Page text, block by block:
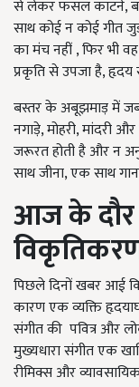
से लेकर फसल काटने,
साथ कोई न कोई गीत
का मंच नहीं , फिर भी
प्रकृति से उपजा है, हृदय
बस्तर के अबूझमाड़ में
नगाड़े, मोहरी, मांदरी
जरूरत होती है और न
साथ जीना, एक साथ
आज के दौर
पिछले दिनों खबर आई
कारण एक व्यक्ति
संगीत की पवित्र और
मुख्यधारा संगीत एक
रीमिक्स और